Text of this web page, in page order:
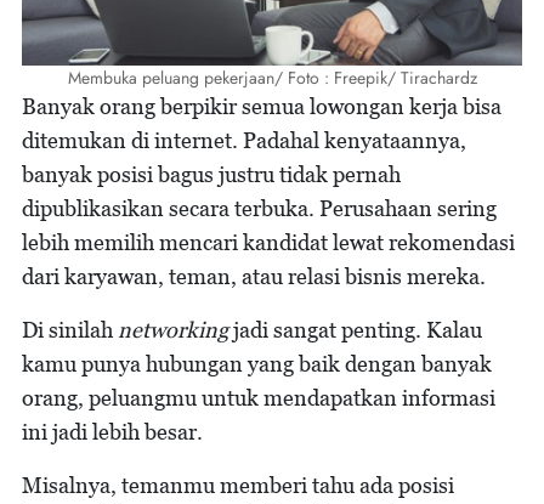
Membuka peluang pekerjaan/ Foto : Freepik/ Tirachardz
Banyak orang berpikir semua lowongan kerja bisa
ditemukan di internet. Padahal kenyataannya,
banyak posisi bagus justru tidak pernah
dipublikasikan secara terbuka. Perusahaan sering
lebih memilih mencari kandidat lewat rekomendasi
dari karyawan, teman, atau relasi bisnis mereka.
Di sinilah networkingjadi sangat penting. Kalau
kamu punya hubungan yang baik dengan banyak
orang, peluangmu untuk mendapatkan informasi
ini jadi lebih besar.
Misalnya, temanmu memberi tahu ada posisi